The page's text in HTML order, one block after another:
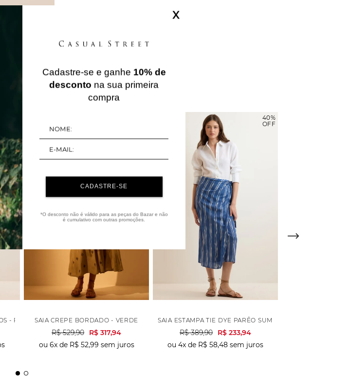
X
Cadastre-se e ganhe 10% de
desconto na sua primeira
compra
CADASTRE-SE
*O desconto não é válido para as peças do Bazar e não
é cumulativo com outras promoções.
- ROSA SAIA CREPE BORDADO - VERDE
R$ 529,90 R$ 317,94
ou 6x de R$ 52,99 sem juros
40%
OFF
SAIA ESTAMPA TIE DYE PARÊO SUMMER - AZUL
R$ 389,90 R$ 233,94
ou 4x de R$ 58,48 sem juros